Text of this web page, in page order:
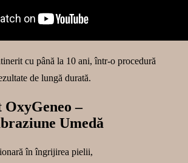
cu până la 10 ani, într-o procedură
de lungă durată.
–
Umedă
în îngrijirea pielii,